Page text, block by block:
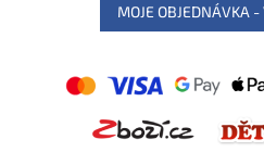
MOJE OBJEDNÁVKA